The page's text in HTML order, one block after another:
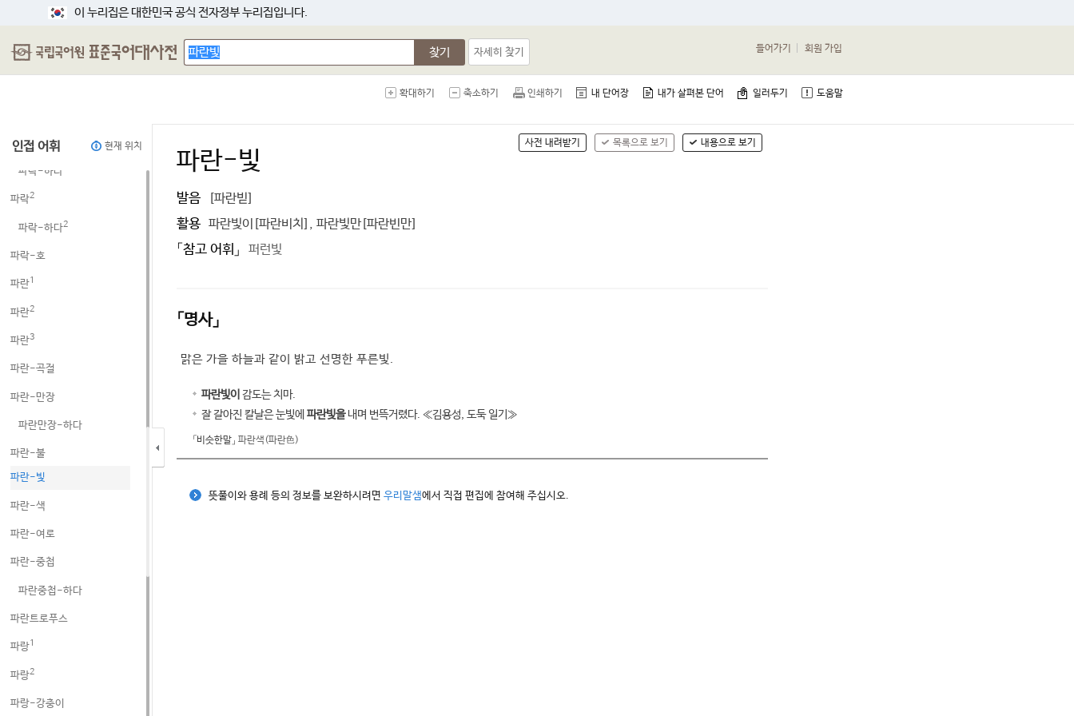
이 누리집은 대한민국 공식 전자정부 누리집입니다.
찾기 자세히 찾기 들어가기 회원 가입
확대하기 축소하기 인쇄하기 내 단어장 내가 살펴본 단어 일러두기 도움말
인접 어휘 현재 위치
파라헬륨
파락1
파락-하다
파락2
파락-하다2
파락-호
파란1
파란2
파란3
파란-곡절
파란-만장
파란만장-하다
파란-불
파란-빛
파란-색
파란-여로
파란-중첩
파란중첩-하다
파란트로푸스
파랑1
파랑2
파랑-강충이
사전 내려받기 목록으로 보기 내용으로 보기
파란-빛
발음
[파란빋]
활용 파란빛이[파란비치], 파란빛만[파란빈만]
「참고 어휘」
퍼런빛
「명사」
맑은 가을 하늘과 같이 밝고 선명한 푸른빛.
파란빛이 감도는 치마.
잘 갈아진 칼날은 눈빛에 파란빛을내며 번뜩거렸다. ≪김용성, 도둑 일기≫
「비슷한말」 파란색(파란色)
뜻풀이와 용례 등의 정보를 보완하시려면 우리말샘에서 직접 편집에 참여해 주십시오.